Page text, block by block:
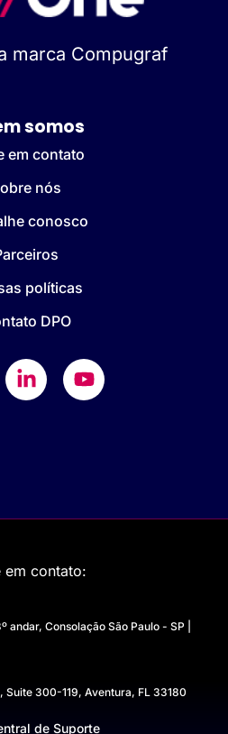
marca Compugraf
somos
em contato
nós
conosco
políticas
DPO
em contato:
andar, Consolação São Paulo - SP |
Suite 300-119, Aventura, FL 33180
de Suporte